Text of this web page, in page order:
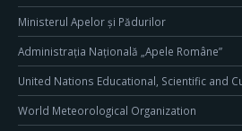
Ministerul Apelor și Pădurilor
Administrația Națională „Apele Române”
United Nations Educational, Scientific and
World Meteorological Organization